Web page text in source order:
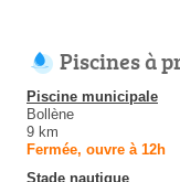
Piscines à
Piscine municipale
Bollène
9 km
Fermée, ouvre à 12h
Stade nautique